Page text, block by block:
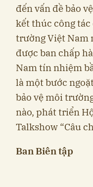
đến vấn đề bảo
kết thúc công
trường Việt Nam
được ban chấp
Nam tín nhiệm
là một bước
bảo vệ môi
nào, phát triển
Talkshow “Câu
Ban Biên tập